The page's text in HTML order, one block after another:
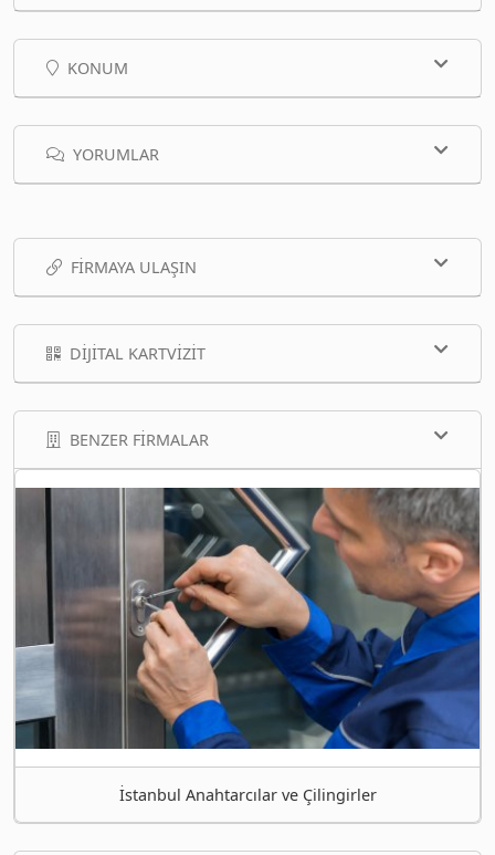
KONUM
YORUMLAR
FIRMAYA ULAŞIN
DIJITAL KARTVIZIT
BENZER FIRMALAR
İstanbul Anahtarcılar ve Çilingirler